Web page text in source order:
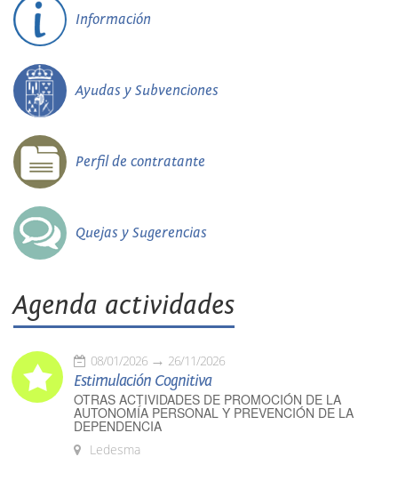
Información
Ayudas y Subvenciones
Perfil de contratante
Quejas y Sugerencias
Agenda actividades
08/01/2026 26/11/2026
Estimulación Cognitiva
OTRAS ACTIVIDADES DE PROMOCIÓN DE LA
AUTONOMÍA PERSONAL Y PREVENCIÓN DE LA
DEPENDENCIA
Ledesma